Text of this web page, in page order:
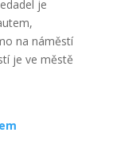
je
na náměstí
je ve městě